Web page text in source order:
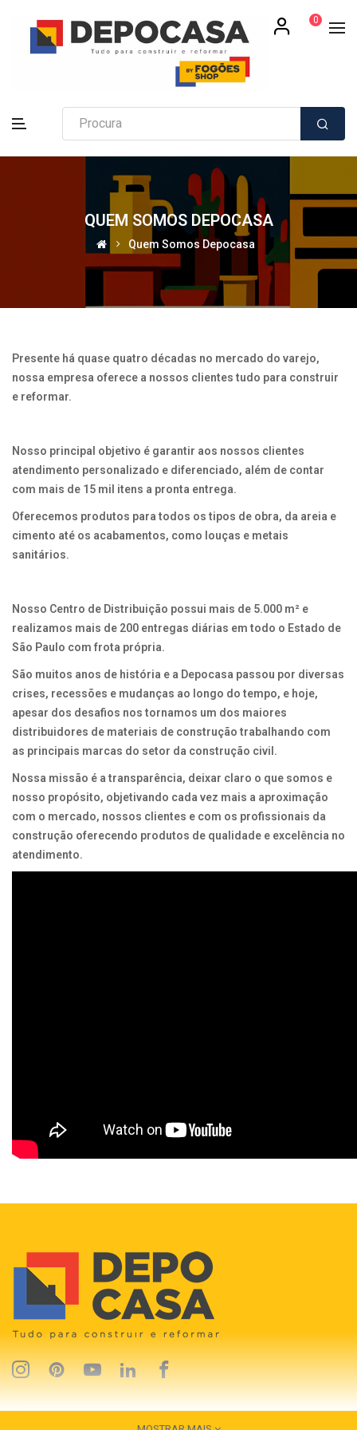
0
QUEM SOMOS DEPOCASA
Quem Somos Depocasa
Presente há quase quatro décadas no mercado do varejo,
nossa empresa oferece a nossos clientes tudo para construir
e reformar.
Nosso principal objetivo é garantir aos nossos clientes
atendimento personalizado e diferenciado, além de contar
com mais de 15 mil itens a pronta entrega.
Oferecemos produtos para todos os tipos de obra, da areia e
cimento até os acabamentos, como louças e metais
sanitários.
Nosso Centro de Distribuição possui mais de 5.000 m² e
realizamos mais de 200 entregas diárias em todo o Estado de
São Paulo com frota própria.
São muitos anos de história e a Depocasa passou por diversas
crises, recessões e mudanças ao longo do tempo, e hoje,
apesar dos desafios nos tornamos um dos maiores
distribuidores de materiais de construção trabalhando com
as principais marcas do setor da construção civil.
Nossa missão é a transparência, deixar claro o que somos e
nosso propósito, objetivando cada vez mais a aproximação
com o mercado, nossos clientes e com os profissionais da
construção oferecendo produtos de qualidade e excelência no
atendimento.